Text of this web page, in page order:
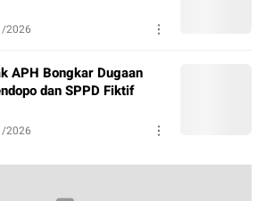
2026
APH Bongkar Dugaan
dan SPPD Fiktif
2026